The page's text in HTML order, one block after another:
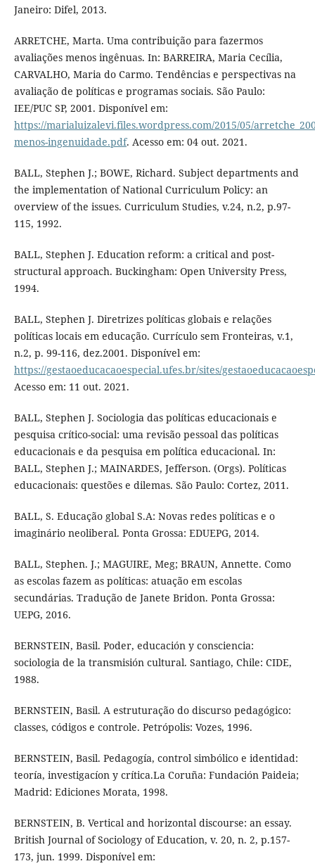
Janeiro: Difel, 2013.
ARRETCHE, Marta. Uma contribuição para fazermos
avaliações menos ingênuas. In: BARREIRA, Maria Cecília,
CARVALHO, Maria do Carmo. Tendências e perspectivas na
avaliação de políticas e programas sociais. São Paulo:
IEE/PUC SP, 2001. Disponível em:
https://marialuizalevi.files.wordpress.com/2015/05/
menos-ingenuidade.pdf. Acesso em: 04 out. 2021.
BALL, Stephen J.; BOWE, Richard. Subject departments and
the implementation of National Curriculum Policy: an
overview of the issues. Curriculum Studies, v.24, n.2, p.97-
115, 1992.
BALL, Stephen J. Education reform: a critical and post-
structural approach. Buckingham: Open University Press,
1994.
BALL, Stephen J. Diretrizes políticas globais e relações
políticas locais em educação. Currículo sem Fronteiras, v.1,
n.2, p. 99-116, dez.2001. Disponível em:
https://gestaoeducacaoespecial.ufes.br/sites/
Acesso em: 11 out. 2021.
BALL, Stephen J. Sociologia das políticas educacionais e
pesquisa crítico-social: uma revisão pessoal das políticas
educacionais e da pesquisa em política educacional. In:
BALL, Stephen J.; MAINARDES, Jefferson. (Orgs). Políticas
educacionais: questões e dilemas. São Paulo: Cortez, 2011.
BALL, S. Educação global S.A: Novas redes políticas e o
imaginário neoliberal. Ponta Grossa: EDUEPG, 2014.
BALL, Stephen. J.; MAGUIRE, Meg; BRAUN, Annette. Como
as escolas fazem as políticas: atuação em escolas
secundárias. Tradução de Janete Bridon. Ponta Grossa:
UEPG, 2016.
BERNSTEIN, Basil. Poder, educación y consciencia:
sociologia de la transmisión cultural. Santiago, Chile: CIDE,
1988.
BERNSTEIN, Basil. A estruturação do discurso pedagógico:
classes, códigos e controle. Petrópolis: Vozes, 1996.
BERNSTEIN, Basil. Pedagogía, control simbólico e identidad:
teoría, investigacíon y crítica.La Coruña: Fundación Paideia;
Madrid: Ediciones Morata, 1998.
BERNSTEIN, B. Vertical and horizontal discourse: an essay.
British Journal of Sociology of Education, v. 20, n. 2, p.157-
173, jun. 1999. Disponível em: